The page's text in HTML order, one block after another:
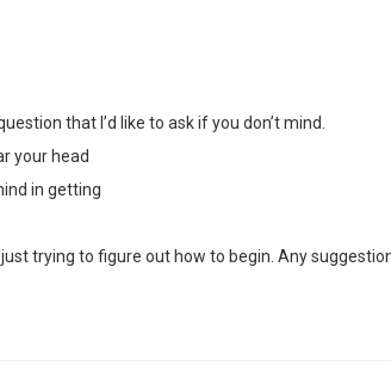
that I’d like to ask if you don’t mind.
your head
in getting
trying to figure out how to begin. Any